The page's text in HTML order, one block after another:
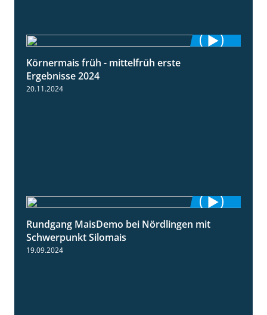
Körnermais früh - mittelfrüh erste
Ergebnisse 2024
20.11.2024
10:51
Rundgang MaisDemo bei Nördlingen mit
Schwerpunkt Silomais
19.09.2024